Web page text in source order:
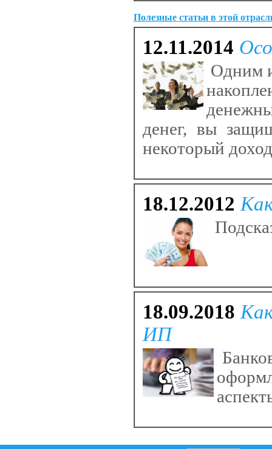
Полезные статьи в этой
12.11.2014
Одним
денег, вы
некоторый
18.12.2012
18.09.2018
ИП